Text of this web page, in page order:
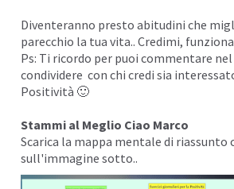
Diventeranno presto abitudini che
parecchio la tua vita.. Credimi,
Ps: Ti ricordo per puoi commentare
condividere con chi credi sia
Positività 🙂
Stammi al Meglio Ciao Marco
Scarica la mappa mentale di riassunto
sull'immagine sotto..